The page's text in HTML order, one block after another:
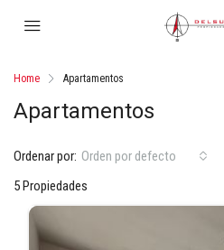
Home Apartamentos
Apartamentos
5 Propiedades
Ordenar por: Orden por defecto